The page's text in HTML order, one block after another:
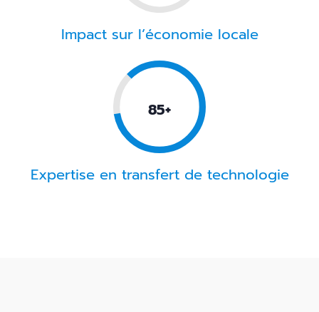
Impact sur l’économie locale
0.85+
Expertise en transfert de technologie